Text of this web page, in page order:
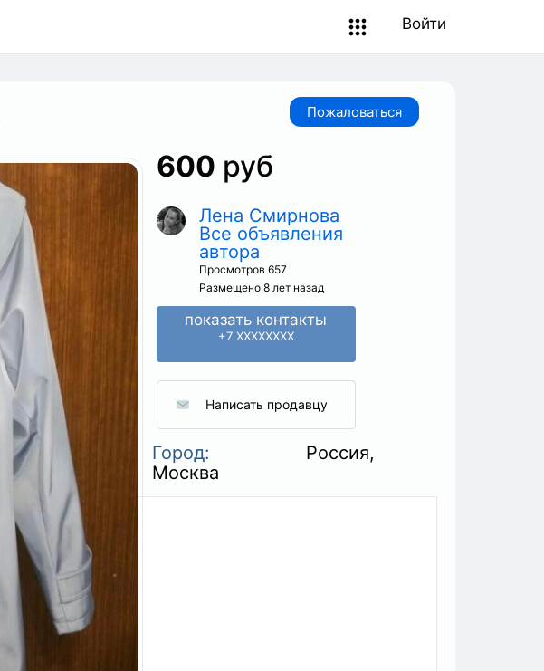
Войти
Пожаловаться
600 руб
Лена Смирнова
Все объявления
автора
Просмотров 657
Размещено 8 лет назад
показать контакты
+7 XXXXXXXX
Написать продавцу
Город:
Россия,
Москва